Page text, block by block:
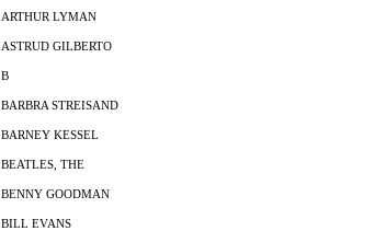
ARTHUR LYMAN
ASTRUD GILBERTO
B
BARBRA STREISAND
BARNEY KESSEL
BEATLES, THE
BENNY GOODMAN
BILL EVANS